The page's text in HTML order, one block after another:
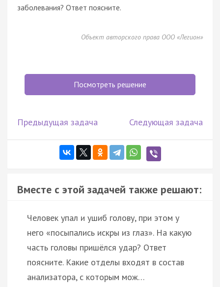
заболевания? Ответ поясните.
Объект авторского права ООО «Легион»
Посмотреть решение
Предыдущая задача Следующая задача
Вместе с этой задачей также решают:
Человек упал и ушиб голову, при этом у
него «посыпались искры из глаз». На какую
часть головы пришёлся удар? Ответ
поясните. Какие отделы входят в состав
анализатора, с которым мож…